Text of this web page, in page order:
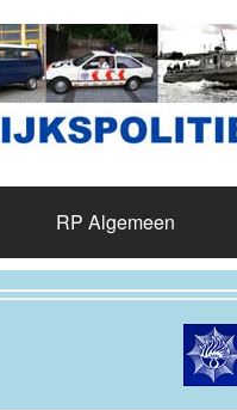
RP Algemeen